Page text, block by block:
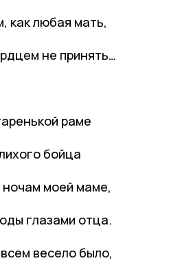
как любая мать,
не принять…
раме
бойца
моей маме,
глазами отца.
весело было,